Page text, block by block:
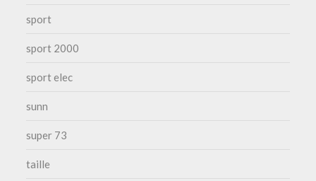
sport
sport 2000
sport elec
sunn
super 73
taille